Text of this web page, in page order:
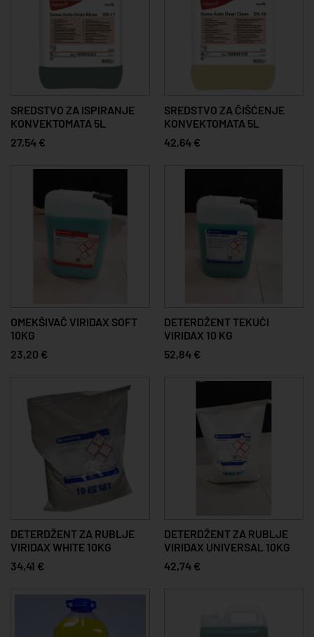
SREDSTVO ZA ISPIRANJE
KONVEKTOMATA 5L
27,54 €
SREDSTVO ZA ČIŠĆENJE
KONVEKTOMATA 5L
42,64 €
OMEKŠIVAČ VIRIDAX SOFT
10KG
23,20 €
DETERDŽENT TEKUĆI
VIRIDAX 10 KG
52,84 €
DETERDŽENT ZA RUBLJE
VIRIDAX WHITE 10KG
34,41 €
DETERDŽENT ZA RUBLJE
VIRIDAX UNIVERSAL 10KG
42,74 €